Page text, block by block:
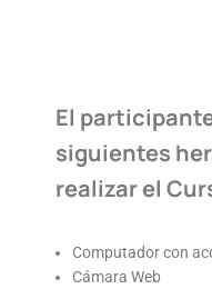
El
siguientes
realizar el
Computador con
Cámara Web